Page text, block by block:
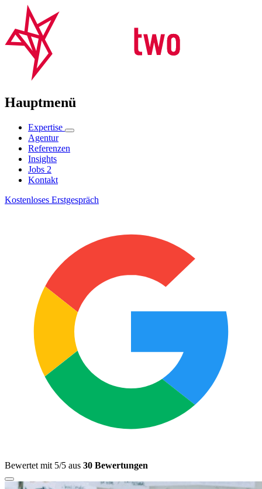
Hauptmenü
Expertise
Agentur
Referenzen
Insights
Jobs 2
Kontakt
Kostenloses Erstgespräch
Bewertet mit 5/5 aus 30 Bewertungen